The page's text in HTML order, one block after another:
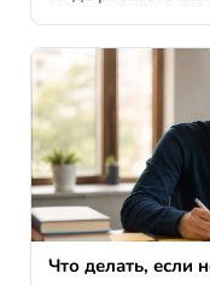
Что делать, если